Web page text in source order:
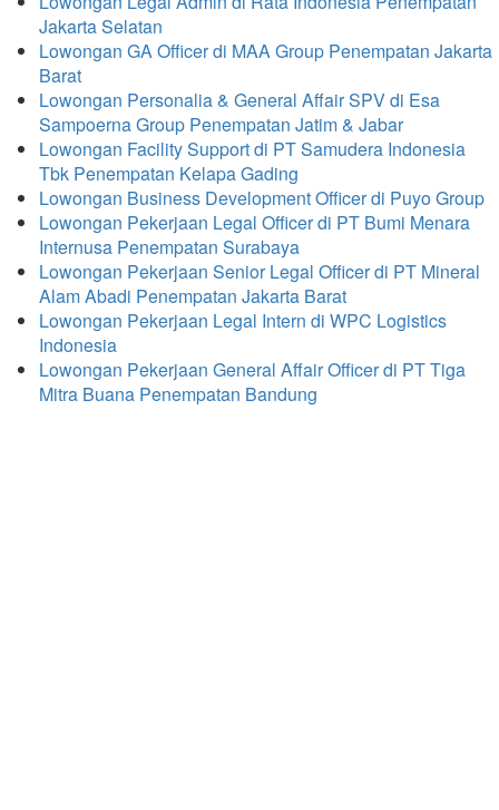
Jakarta Selatan
Lowongan GA Officer di MAA Group Penempatan Jakarta
Barat
Lowongan Personalia & General Affair SPV di Esa
Sampoerna Group Penempatan Jatim & Jabar
Lowongan Facility Support di PT Samudera Indonesia
Tbk Penempatan Kelapa Gading
Lowongan Business Development Officer di Puyo Group
Lowongan Pekerjaan Legal Officer di PT Bumi Menara
Internusa Penempatan Surabaya
Lowongan Pekerjaan Senior Legal Officer di PT Mineral
Alam Abadi Penempatan Jakarta Barat
Lowongan Pekerjaan Legal Intern di WPC Logistics
Indonesia
Lowongan Pekerjaan General Affair Officer di PT Tiga
Mitra Buana Penempatan Bandung